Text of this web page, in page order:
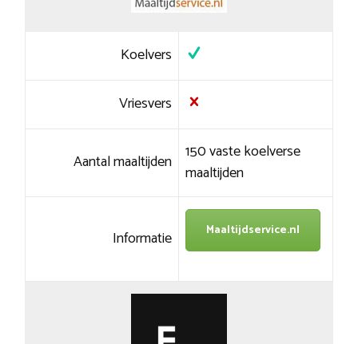
Koelvers
Vriesvers
Aantal maaltijden 150 vaste koelverse
maaltijden
Informatie Maaltijdservice.nl